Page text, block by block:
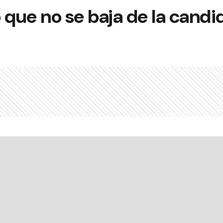
no se baja de la